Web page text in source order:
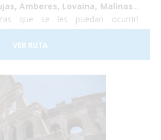
Amberes, Lovaina, Malinas...
que se les puedan ocurrir!
la estancia en Bruselas debido a
adaptados
del país entransporte publico
VER RUTA